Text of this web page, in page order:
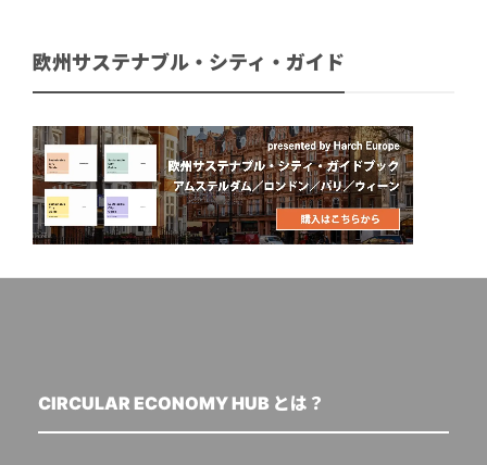
欧州サステナブル・シティ・ガイド
CIRCULAR ECONOMY HUB とは？